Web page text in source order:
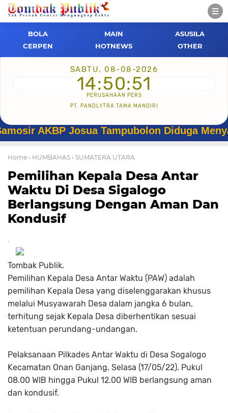
BOLA MAIN
ASUSILA
CERPEN
HOTNEWS OTHER
SABTU, 08-08-2026
14:50:52
PERUSAHAAN PERS
PT. PANDLYTRA TAMA MANDIRI
AKBP Josua Tampubolon Diduga
Home › HUMBAHAS › SUMATERA UTARA
Pemilihan Kepala Desa Antar
Waktu Di Desa Sigalogo
Berlangsung Dengan Aman Dan
Kondusif
Tombak Publik.
Pemilihan Kepala Desa Antar Waktu (PAW) adalah
pemilihan Kepala Desa yang diselenggarakan khusus
melalui Musyawarah Desa dalam jangka 6 bulan,
terhitung sejak Kepala Desa diberhentikan sesuai
ketentuan perundang-undangan.
Pelaksanaan Pilkades Antar Waktu di Desa Sogalogo
Kecamatan Onan Ganjang, Selasa (17/05/22). Pukul
08.00 WIB hingga Pukul 12.00 WIB berlangsung aman
dan kondusif.